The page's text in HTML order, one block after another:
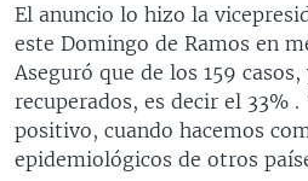
El anuncio lo hizo la
este Domingo de Ramos en
Aseguró que de los 159
recuperados, es decir el 33%
positivo, cuando hacemos
epidemiológicos de otros